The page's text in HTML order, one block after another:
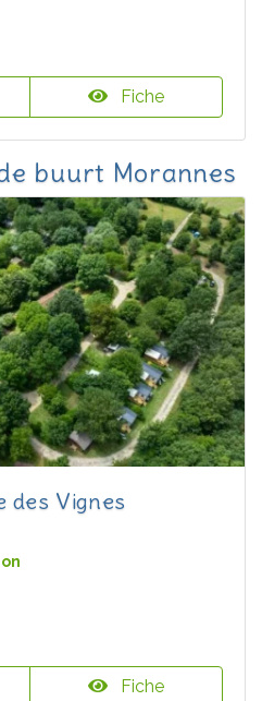
Fiche
buurt Morannes
des Vignes
Fiche